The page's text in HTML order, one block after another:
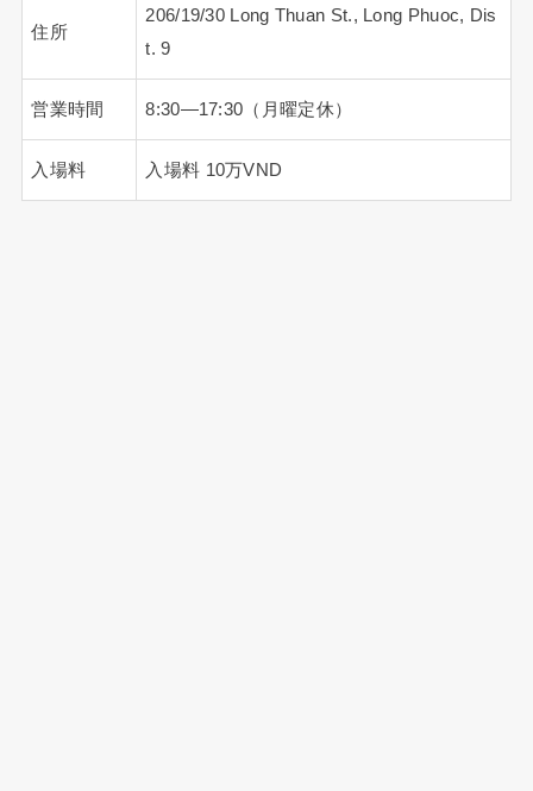
住所
206/19/30 Long Thuan St., Long Phuoc, Dis
t. 9
営業時間 8:30―17:30（月曜定休）
入場料 入場料 10万VND